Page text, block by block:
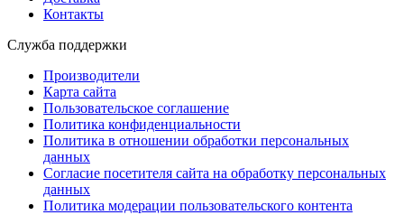
Контакты
Служба поддержки
Производители
Карта сайта
Пользовательское соглашение
Политика конфиденциальности
Политика в отношении обработки персональных
данных
Согласие посетителя сайта на обработку персональных
данных
Политика модерации пользовательского контента